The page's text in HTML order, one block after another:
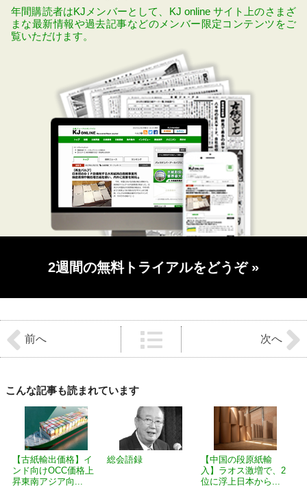
年間購読者はKJメンバーとして、KJ online サイト上のさまざ
まな最新情報や過去記事などのメンバー限定コンテンツをご
覧いただけます。
2週間の無料トライアルをどうぞ »
後
の
記
の
前へ 次へ
こんな記事も読まれています
【古紙輸出価格】イ
ンド向けOCC価格上
昇東南アジア向...
総会語録
【中国の段原紙輸
入】ラオス激増で、2
位に浮上日本から...